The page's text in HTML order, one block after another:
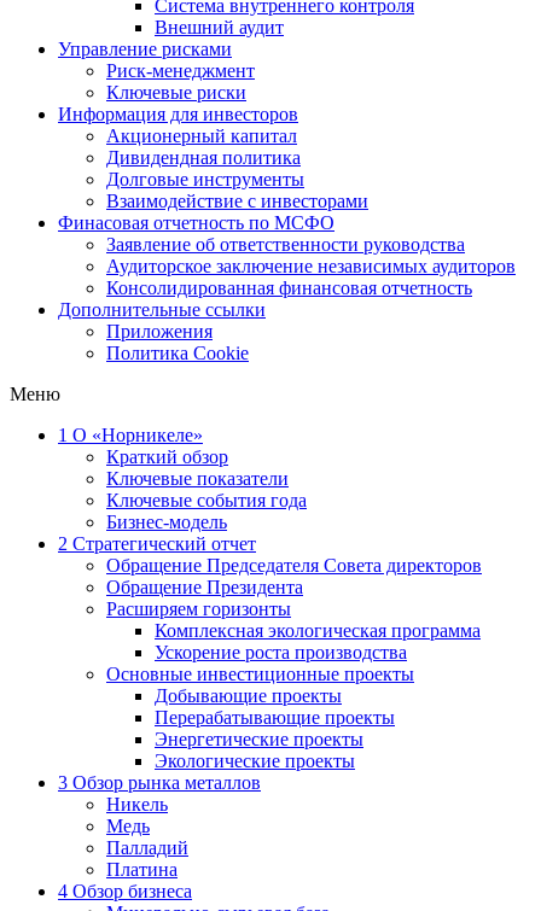
Система внутреннего контроля
Внешний аудит
Управление рисками
Риск-менеджмент
Ключевые риски
Информация для инвесторов
Акционерный капитал
Дивидендная политика
Долговые инструменты
Взаимодействие с инвеcторами
Финасовая отчетность по МСФО
Заявление об ответственности руководства
Аудиторское заключение независимых аудиторов
Консолидированная финансовая отчетность
Дополнительные ссылки
Приложения
Политика Cookie
Меню
1 О «Норникеле»
Краткий обзор
Ключевые показатели
Ключевые события года
Бизнес-модель
2 Стратегический отчет
Обращение Председателя Совета директоров
Обращение Президента
Расширяем горизонты
Комплексная экологическая программа
Ускорение роста производства
Основные инвестиционные проекты
Добывающие проекты
Перерабатывающие проекты
Энергетические проекты
Экологические проекты
3 Обзор рынка металлов
Никель
Медь
Палладий
Платина
4 Обзор бизнеса